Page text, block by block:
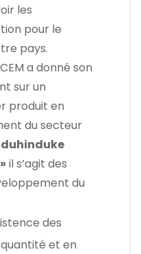
les
pour le
pays.
a donné son
sur un
produit en
du secteur
il s’agit des
du
des
et en